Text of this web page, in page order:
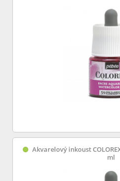
Akvarelový inkoust
ml